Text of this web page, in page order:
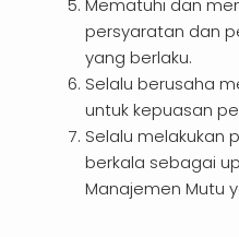
Mematuhi dan
persyaratan dan
yang berlaku.
Selalu berusaha
untuk kepuasan
Selalu melakukan
berkala sebagai
Manajemen Mutu